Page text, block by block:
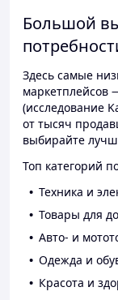
Большой
Здесь самые
маркетплейсов
(исследование
от тысяч
выбирайте
Топ категорий
Техника и
Товары для
Авто- и
Одежда и
Красота и